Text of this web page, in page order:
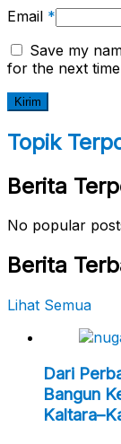
Email *
Save my
for the next
Topik
Berita
No popular
Berita
Lihat Semua
Dari
Bangun